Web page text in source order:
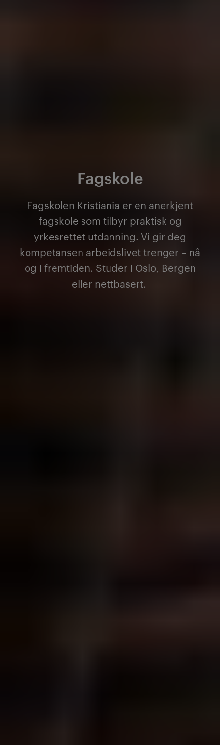
Fagskole
Fagskolen Kristiania er en anerkjent
fagskole som tilbyr praktisk og
yrkesrettet utdanning. Vi gir deg
kompetansen arbeidslivet trenger – nå
og i fremtiden. Studer i Oslo, Bergen
eller nettbasert.